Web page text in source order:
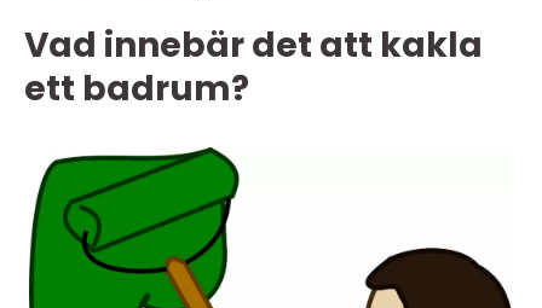
Vad innebär det att kakla
ett badrum?